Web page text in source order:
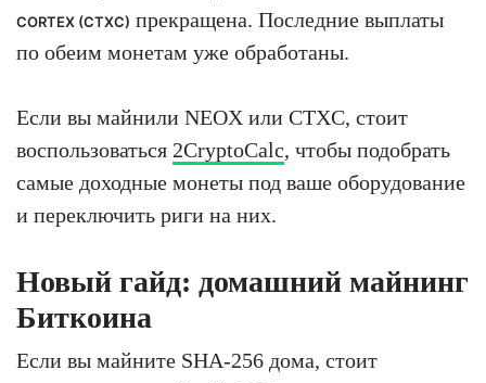
CORTEX (CTXC) прекращена. Последние выплаты
по обеим монетам уже обработаны.
Если вы майнили NEOX или CTXC, стоит
воспользоваться 2CryptoCalc, чтобы подобрать
самые доходные монеты под ваше оборудование
и переключить риги на них.
Новый гайд: домашний майнинг
Биткоина
Если вы майните SHA-256 дома, стоит